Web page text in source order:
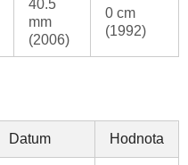
40.5
mm
(2006)
0 cm
(1992)
Datum Hodnota